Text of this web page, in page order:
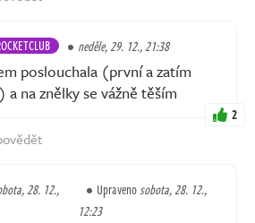
neděle, 29. 12., 21:38
poslouchala (první a zatím
) a na znělky se vážně těším
2
28. 12.,
Upravenosobota, 28. 12.,
12:23